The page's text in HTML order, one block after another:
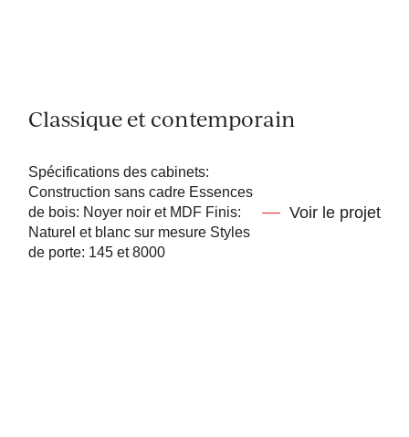
Classique et contemporain
Spécifications des cabinets:
Construction sans cadre Essences
de bois: Noyer noir et MDF Finis:
Naturel et blanc sur mesure Styles
de porte: 145 et 8000
Voir le projet